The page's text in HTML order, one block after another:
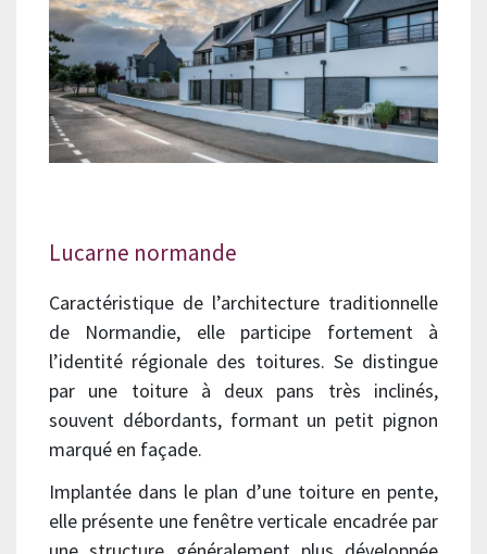
Lucarne normande
Caractéristique de l’architecture traditionnelle
de Normandie, elle participe fortement à
l’identité régionale des toitures. Se distingue
par une toiture à deux pans très inclinés,
souvent débordants, formant un petit pignon
marqué en façade.
Implantée dans le plan d’une toiture en pente,
elle présente une fenêtre verticale encadrée par